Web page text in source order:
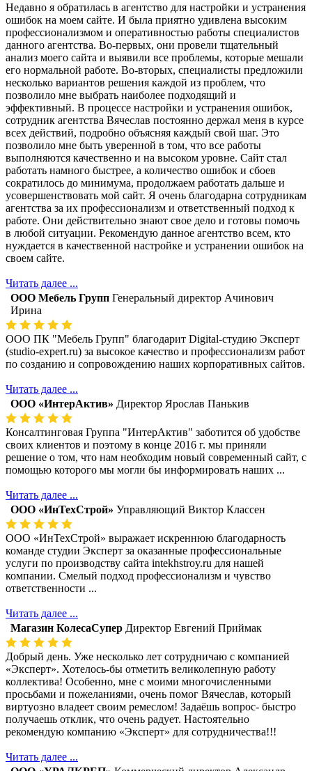
Недавно я обратилась в агентство для настройки и устранения
ошибок на моем сайте. И была приятно удивлена высоким
профессионализмом и оперативностью работы специалистов
данного агентства. Во-первых, они провели тщательный
анализ моего сайта и выявили все проблемы, которые мешали
его нормальной работе. Во-вторых, специалисты предложили
несколько вариантов решения каждой из проблем, что
позволило мне выбрать наиболее подходящий и
эффективный. В процессе настройки и устранения ошибок,
сотрудник агентства Вячеслав постоянно держал меня в курсе
всех действий, подробно объясняя каждый свой шаг. Это
позволило мне быть уверенной в том, что все работы
выполняются качественно и на высоком уровне. Сайт стал
работать намного быстрее, а количество ошибок и сбоев
сократилось до минимума, продолжаем работать дальше и
усовершенствовать мой сайт. Я очень благодарна сотрудникам
агентства за их профессионализм и ответственный подход к
работе. Они действительно знают свое дело и готовы помочь
в любой ситуации. Рекомендую данное агентство всем, кто
нуждается в качественной настройке и устранении ошибок на
своем сайте.
Читать далее ...
ООО Мебель Групп Генеральный директор Ачинович
Ирина
ООО ПК "Мебель Групп" благодарит Digital-студию Эксперт
(studio-expert.ru) за высокое качество и профессионализм работ
по созданию и сопровождению наших корпоративных сайтов.
Читать далее ...
ООО «ИнтерАктив» Директор Ярослав Панькив
Консалтинговая Группа "ИнтерАктив" заботится об удобстве
своих клиентов и поэтому в конце 2016 г. мы приняли
решение о том, что нам необходим новый современный сайт, с
помощью которого мы могли бы информировать наших ...
Читать далее ...
ООО «ИнТехСтрой» Управляющий Виктор Классен
ООО «ИнТехСтрой» выражает искреннюю благодарность
команде студии Эксперт за оказанные профессиональные
услуги по производству сайта intekhstroy.ru для нашей
компании. Смелый подход профессионализм и чувство
ответственности ...
Читать далее ...
Магазин КолесаСупер Директор ​Евгений Приймак
Добрый день. Уже несколько лет сотрудничаю с компанией
«Эксперт». Хотелось-бы отметить великолепную работу
коллектива! Особенно, мне с моими многочисленными
просьбами и пожеланиями, очень помог Вячеслав, который
виртуозно владеет своим ремеслом! Задаёшь вопрос- быстро
получаешь отклик, что очень радует. Настоятельно
рекомендую компанию «Эксперт» для сотрудничества!!!
Читать далее ...